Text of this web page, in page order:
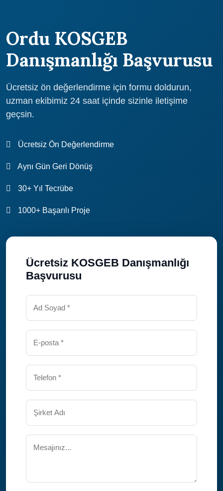
Danışmanlığı hizmeti alabilirsiniz.
ihtiyaçlarına özel çözümler üretir. Atidestek ile Ordu'da KOSGEB
Danışmanlığı hizmeti alabilirsiniz. Atidestek hakkında daha fazla
bilgi almak için, web sitemizi ziyaret edebilir veya bizimle
iletişime geçebilirsiniz.
Ordu KOSGEB
Danışmanlığı Başvurusu
Ücretsiz ön değerlendirme için formu doldurun,
uzman ekibimiz 24 saat içinde sizinle iletişime
geçsin.
Ücretsiz Ön Değerlendirme
Aynı Gün Geri Dönüş
30+ Yıl Tecrübe
1000+ Başarılı Proje
Ücretsiz KOSGEB Danışmanlığı
Başvurusu